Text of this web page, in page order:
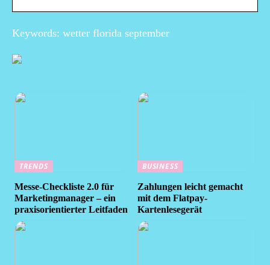
Keywords: wetter florida september
TRENDS
Messe-Checkliste 2.0 für
Marketingmanager – ein
praxisorientierter Leitfaden
BUSINESS
Zahlungen leicht gemacht
mit dem Flatpay-
Kartenlesegerät